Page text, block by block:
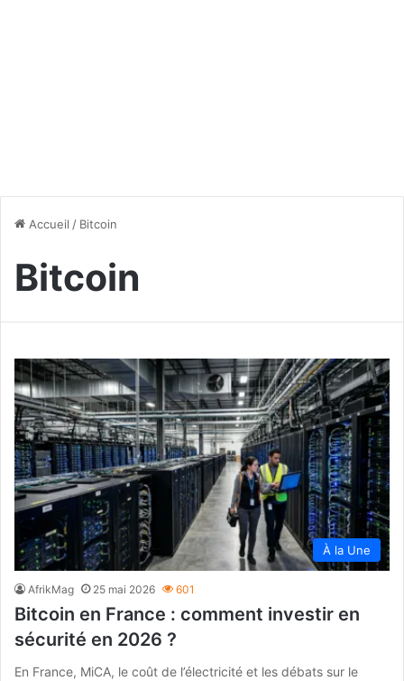
Accueil / Bitcoin
Bitcoin
À la Une
AfrikMag 25 mai 2026 601
Bitcoin en France : comment investir en
sécurité en 2026 ?
En France, MiCA, le coût de l’électricité et les débats sur le